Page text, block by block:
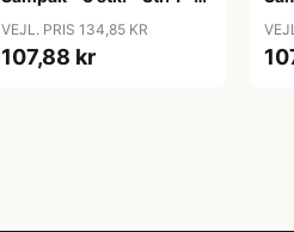
VEJL. PRIS 134,85 KR
107,88 kr